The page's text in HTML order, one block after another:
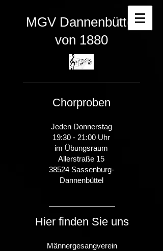
MGV Dannenbüttel
von 1880
Chorproben
Jeden Donnerstag
19:30 - 21:00 Uhr
im Übungsraum
Allerstraße 15
38524 Sassenburg-
Dannenbüttel
Hier finden Sie uns
Männergesangverein